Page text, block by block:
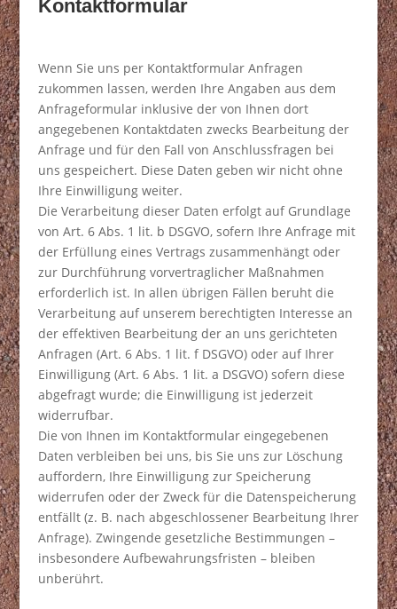
Kontaktformular
Wenn Sie uns per Kontaktformular Anfragen
zukommen lassen, werden Ihre Angaben aus dem
Anfrageformular inklusive der von Ihnen dort
angegebenen Kontaktdaten zwecks Bearbeitung der
Anfrage und für den Fall von Anschlussfragen bei
uns gespeichert. Diese Daten geben wir nicht ohne
Ihre Einwilligung weiter.
Die Verarbeitung dieser Daten erfolgt auf Grundlage
von Art. 6 Abs. 1 lit. b DSGVO, sofern Ihre Anfrage mit
der Erfüllung eines Vertrags zusammenhängt oder
zur Durchführung vorvertraglicher Maßnahmen
erforderlich ist. In allen übrigen Fällen beruht die
Verarbeitung auf unserem berechtigten Interesse an
der effektiven Bearbeitung der an uns gerichteten
Anfragen (Art. 6 Abs. 1 lit. f DSGVO) oder auf Ihrer
Einwilligung (Art. 6 Abs. 1 lit. a DSGVO) sofern diese
abgefragt wurde; die Einwilligung ist jederzeit
widerrufbar.
Die von Ihnen im Kontaktformular eingegebenen
Daten verbleiben bei uns, bis Sie uns zur Löschung
auffordern, Ihre Einwilligung zur Speicherung
widerrufen oder der Zweck für die Datenspeicherung
entfällt (z. B. nach abgeschlossener Bearbeitung Ihrer
Anfrage). Zwingende gesetzliche Bestimmungen –
insbesondere Aufbewahrungsfristen – bleiben
unberührt.